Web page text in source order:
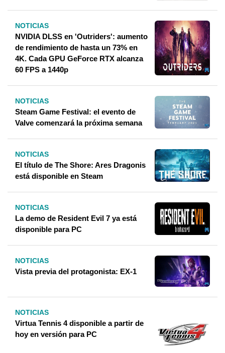
NOTICIAS
NVIDIA DLSS en 'Outriders': aumento
de rendimiento de hasta un 73% en
4K. Cada GPU GeForce RTX alcanza
60 FPS a 1440p
NOTICIAS
Steam Game Festival: el evento de
Valve comenzará la próxima semana
NOTICIAS
El título de The Shore: Ares Dragonis
está disponible en Steam
NOTICIAS
La demo de Resident Evil 7 ya está
disponible para PC
NOTICIAS
Vista previa del protagonista: EX-1
NOTICIAS
Virtua Tennis 4 disponible a partir de
hoy en versión para PC